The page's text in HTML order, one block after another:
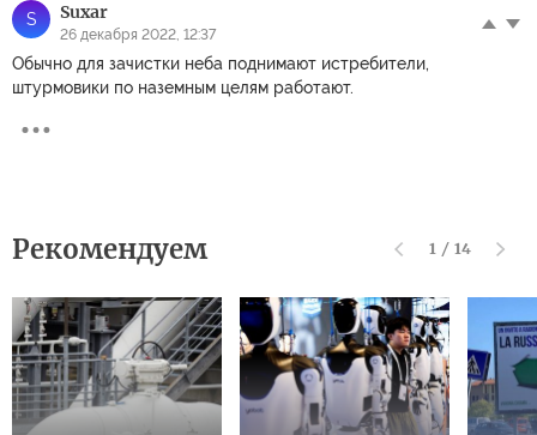
S Suxar
26 декабря 2022, 12:37
Обычно для зачистки неба поднимают истребители,
штурмовики по наземным целям работают.
Рекомендуем 1 / 14